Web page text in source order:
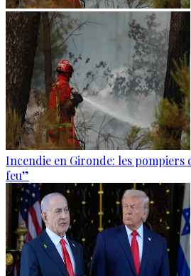
Incendie en Gironde: les pompiers
feu”